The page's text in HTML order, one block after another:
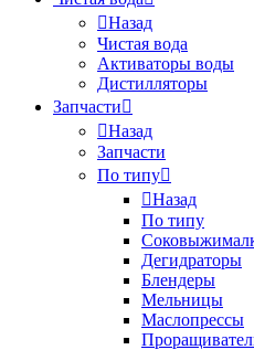
Назад
Чистая вода
Активаторы воды
Дистилляторы
Запчасти
Назад
Запчасти
По типу
Назад
По типу
Дегидраторы
Блендеры
Мельницы
Маслопрессы